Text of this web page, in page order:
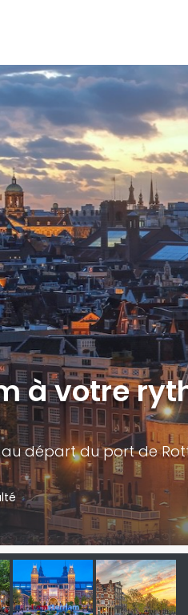
à votre
au départ du port de